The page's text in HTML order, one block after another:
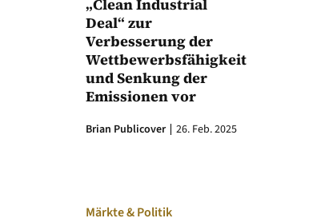
„Clean Industrial
Deal“ zur
Verbesserung der
Wettbewerbsfähigkeit
und Senkung der
Emissionen vor
Brian Publicover 26. Feb. 2025
Märkte & Politik